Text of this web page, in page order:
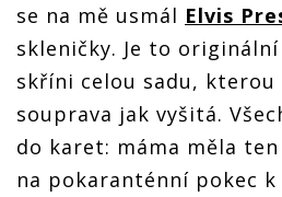
se na mě usmál Elvis
skleničky. Je to originální
skříni celou sadu, kterou
souprava jak vyšitá.
do karet: máma měla
na pokaranténní pokec